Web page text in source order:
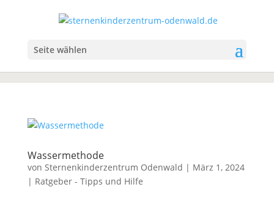
Seite wählen
Wassermethode
von Sternenkinderzentrum Odenwald | März 1, 2024
| Ratgeber - Tipps und Hilfe